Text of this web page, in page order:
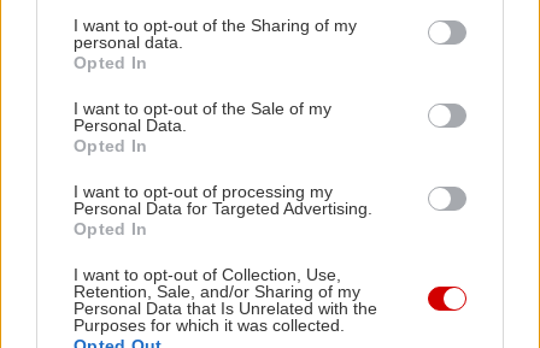
not limited to your visit or usage behaviour. You may click to
grant or deny consent to Google and its third-party tags to
use your data for below specified purposes in below Google
consent section.
I want to opt-out of the Sharing of my
personal data.
Opted In
I want to opt-out of the Sale of my
Personal Data.
Opted In
I want to opt-out of processing my
Personal Data for Targeted Advertising.
Opted In
I want to opt-out of Collection, Use,
Retention, Sale, and/or Sharing of my
Personal Data that Is Unrelated with the
Purposes for which it was collected.